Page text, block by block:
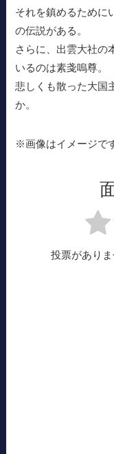
それを鎮めるために
の伝説がある。
さらに、出雲大社の
いるのは素戔嗚尊。
悲しくも散った大国
か。
※画像はイメージで
投票があり